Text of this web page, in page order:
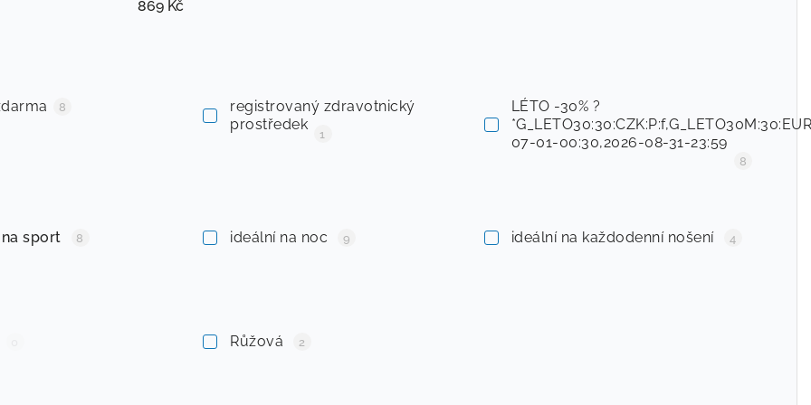
869 Kč
8
registrovaný zdravotnický
prostředek
1
LÉTO -30% ?
07-01-00:30,2026-08-31-23:59
8
sport 8 ideální na noc 9 ideální na každodenní nošení 4
Růžová 2